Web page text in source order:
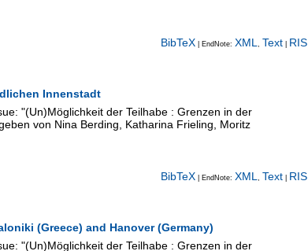
BibTeX | EndNote: XML Text RIS
Innenstadt
"(Un)Möglichkeit der Teilhabe : Grenzen in der
von Nina Berding, Katharina Frieling, Moritz
BibTeX | EndNote: XML Text RIS
(Greece) and Hanover (Germany)
"(Un)Möglichkeit der Teilhabe : Grenzen in der